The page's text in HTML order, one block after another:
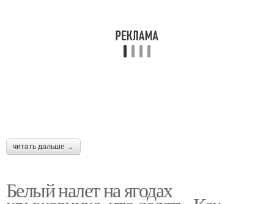
читать дальше →
Белый налет на ягодах